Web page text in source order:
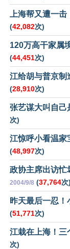
上海帮又遭一
(42,082次)
120万高干家属
(44,451次)
江给胡与普京制
(28,910次)
张艺谋大叫自己
次)
江惊呼小看温家
(48,997次)
政协主席出访忙
2004/9/8 (37,764次)
昨天最后一忍
(51,771次)
江栽在上海！三
次)